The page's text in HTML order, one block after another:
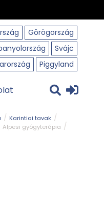
Görögország
Svájc
Piggyland
Karintiai tavak
Alpesi gyógyterápia